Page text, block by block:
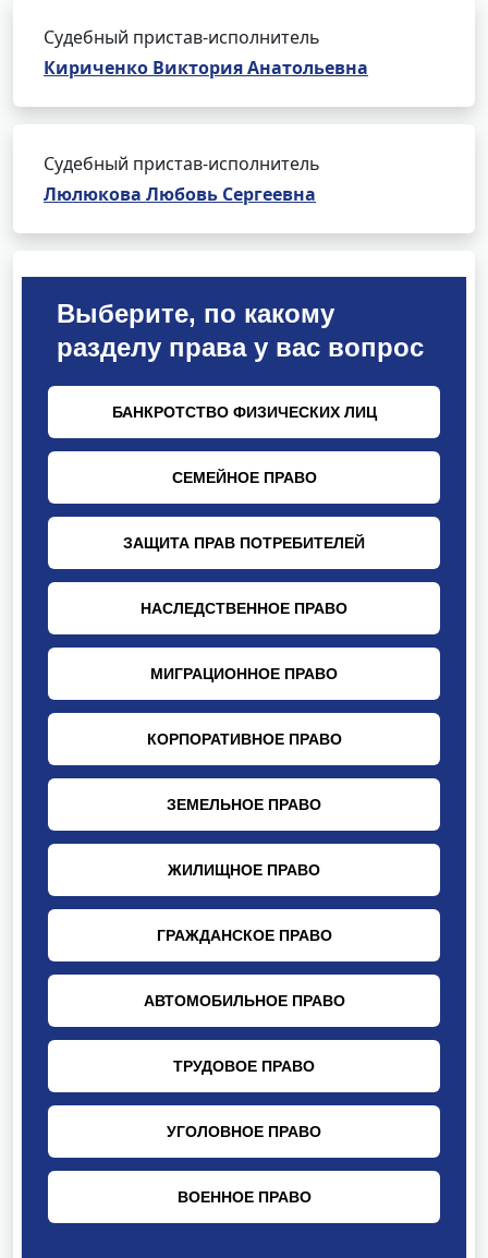
Судебный пристав-исполнитель
Кириченко Виктория Анатольевна
Судебный пристав-исполнитель
Люлюкова Любовь Сергеевна